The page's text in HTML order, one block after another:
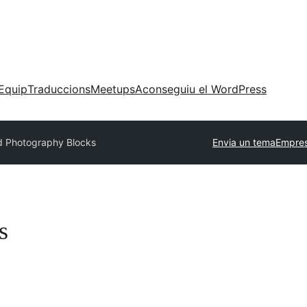
TraduccionsMeetupsAconseguiu el WordPress
Photography Blocks Envia un tema